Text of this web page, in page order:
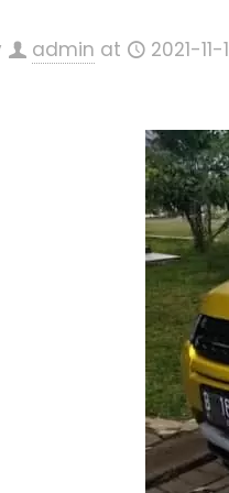
admin at 2021-11-